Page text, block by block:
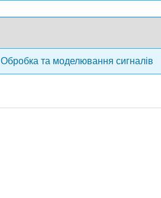
Обробка та моделювання сигналів